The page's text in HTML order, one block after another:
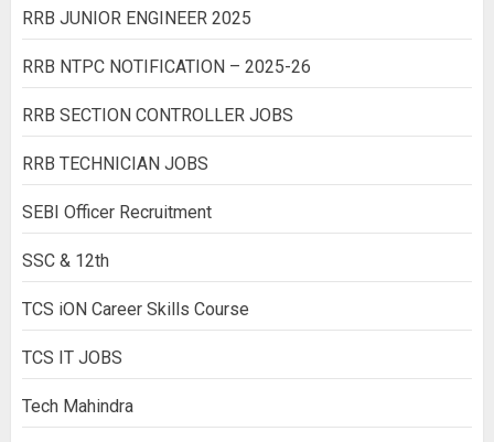
RRB JUNIOR ENGINEER 2025
RRB NTPC NOTIFICATION – 2025-26
RRB SECTION CONTROLLER JOBS
RRB TECHNICIAN JOBS
SEBI Officer Recruitment
SSC & 12th
TCS iON Career Skills Course
TCS IT JOBS
Tech Mahindra